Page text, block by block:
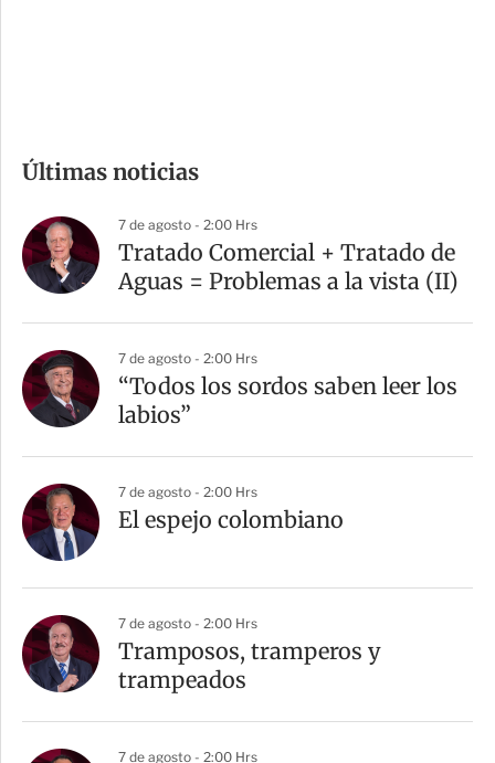
p
a
r
t
Últimas noticias
7 de agosto - 2:00 Hrs
Tratado Comercial + Tratado de
Aguas = Problemas a la vista (II)
7 de agosto - 2:00 Hrs
“Todos los sordos saben leer los
labios”
7 de agosto - 2:00 Hrs
El espejo colombiano
7 de agosto - 2:00 Hrs
Tramposos, tramperos y
trampeados
7 de agosto - 2:00 Hrs